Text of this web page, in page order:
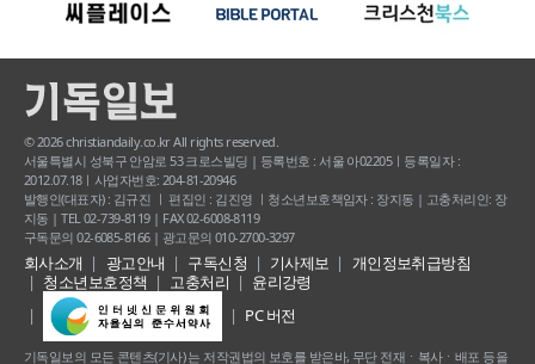
© 2026 christiandaily.co.kr All rights reserved.
서울특별시 성북구 안암로 53 크로스빌딩 | 등록번호 : 서울 아02205ㅣ등록일자 :
2012.07.18ㅣ사업자번호: 204-81-20946
발행인(대표자) : 김규진 ㅣ 편집인 : 김진영 ㅣ청소년보호책임자 : 장지동 | 고충처리인: 장
지동 | TEL 02-739-8119 | FAX 02-6008-8119
구독문의 02-6085-8166 | 광고문의 010-2700-3297
회사소개 광고안내 구독신청 기사제보
개인정보취급방침
청소년보호정책
고충처리
윤리강령
PC 버전
기독일보의 모든 콘텐츠(기사) 는 저작권법의 보호를 받은바, 무단 전재ㆍ복사ㆍ배포 등을